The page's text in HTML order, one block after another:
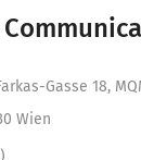
Gasse 18,
Wien